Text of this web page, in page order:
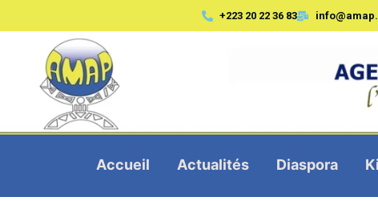
+223 20 22 36 83
Accueil Actualités Diaspora